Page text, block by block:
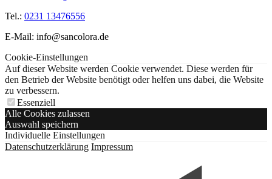
Tel.: 0231 13476556
E-Mail: info@sancolora.de
Cookie-Einstellungen
Auf dieser Website werden Cookie verwendet. Diese werden für
den Betrieb der Website benötigt oder helfen uns dabei, die Website
zu verbessern.
Essenziell
Alle Cookies zulassen
Auswahl speichern
Individuelle Einstellungen
Datenschutzerklärung Impressum